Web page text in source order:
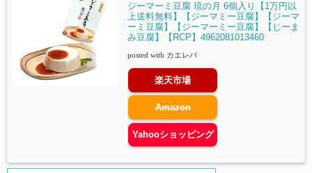
ジーマーミ豆腐 琉の月 6個入り【1万円以
上送料無料】【ジーマミー豆腐】【ジーマ
ーミ豆腐】【ジーマーミー豆腐】【じーま
み豆腐】【RCP】4962081013460
posted with カエレバ
楽天市場
Amazon
Yahooショッピング